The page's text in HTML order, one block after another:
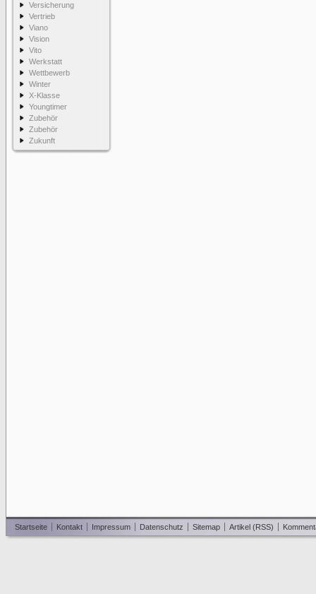
Versicherung
Vertrieb
Viano
Vision
Vito
Werkstatt
Wettbewerb
Winter
X-Klasse
Youngtimer
Zubehör
Zubehör
Zukunft
Startseite Kontakt Impressum Datenschutz Sitemap Artikel (RSS)